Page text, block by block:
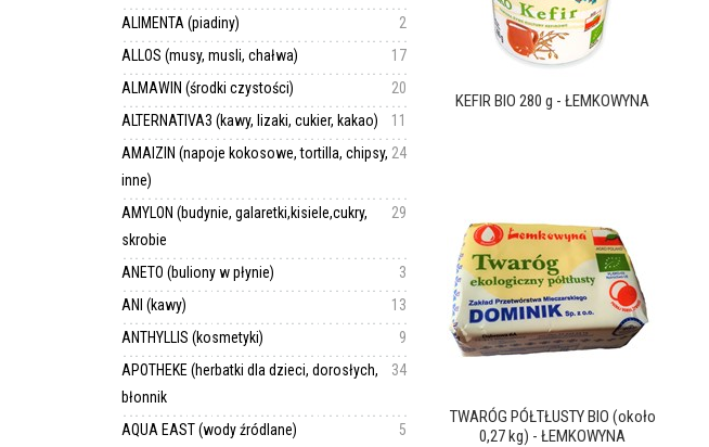
2
ALIMENTA (piadiny)
17
ALLOS (musy, musli, chałwa)
20
ALMAWIN (środki czystości)
11
ALTERNATIVA3 (kawy, lizaki, cukier, kakao)
24
AMAIZIN (napoje kokosowe, tortilla, chipsy,
inne)
29
AMYLON (budynie, galaretki,kisiele,cukry,
skrobie
3
ANETO (buliony w płynie)
13
ANI (kawy)
9
ANTHYLLIS (kosmetyki)
34
APOTHEKE (herbatki dla dzieci, dorosłych,
błonnik
5
AQUA EAST (wody źródlane)
KEFIR BIO 280 g - ŁEMKOWYNA
TWARÓG PÓŁTŁUSTY BIO (około
0,27 kg) - ŁEMKOWYNA